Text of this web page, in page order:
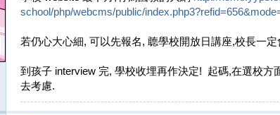
school/php/webcms/public/
若仍心大心細, 可以先報名, 聼學校開放日講座,校長一
到孩子 interview 完, 學校收埋再作決定! 起碼,在選校方
去考慮.